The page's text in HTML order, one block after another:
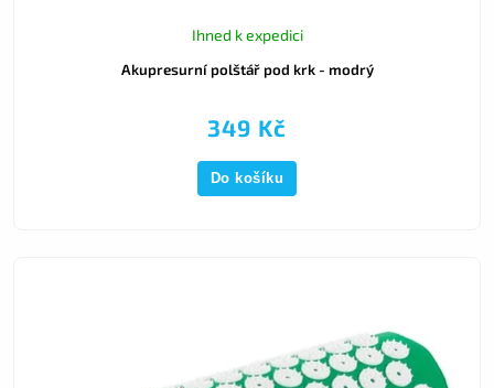
Akupresurní polštář pod krk - modrý
Ihned k expedici
349 Kč
Do košíku